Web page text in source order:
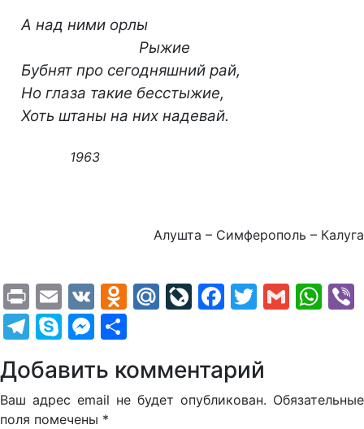
А над ними орлы
Рыжие
Бубнят про сегодняшний рай,
Но глаза такие бесстыжие,
Хоть штаны на них надевай.
1963
Алушта – Симферополь – Калуга
PrintEmail
VK Odnoklassniki
Mail.Ru
LiveJournal
Facebook
Twitter
Gmail
Telegram
SkypeMessenger
Добавить комментарий
Ваш адрес email не будет опубликован. Обязательные
поля помечены *